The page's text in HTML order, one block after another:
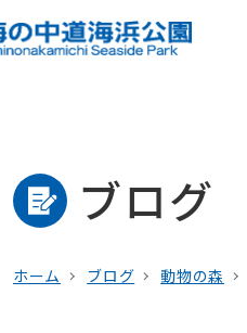
ブログ
ホーム ブログ 動物の森